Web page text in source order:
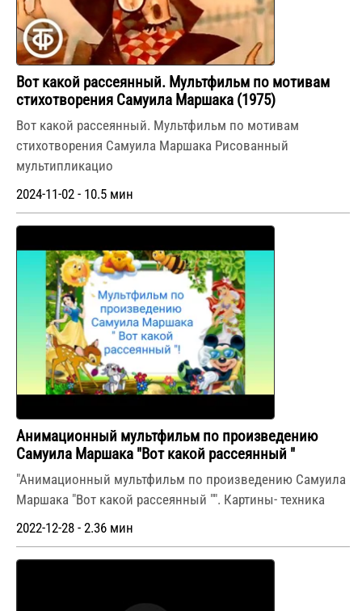
Вот какой рассеянный. Мультфильм по мотивам
стихотворения Самуила Маршака (1975)
Вот какой рассеянный. Мультфильм по мотивам
стихотворения Самуила Маршака Рисованный
мультипликацио
2024-11-02 - 10.5 мин
Анимационный мультфильм по произведению
Самуила Маршака "Вот какой рассеянный "
"Анимационный мультфильм по произведению Самуила
Маршака "Вот какой рассеянный "". Картины- техника
2022-12-28 - 2.36 мин